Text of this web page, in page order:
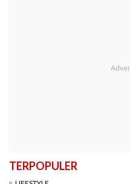
TERPOPULER